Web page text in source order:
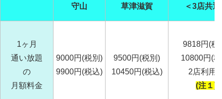
守山
草津滋賀
＜3店共
1ヶ月
通い放題
の
月額料金
9000円(税別)
9900円(税込)
9500円(税別)
10450円(税込)
9818円(税
10800円(
2店利用
(注１)